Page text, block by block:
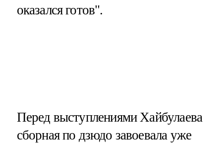
оказался готов".
Перед выступлениями Хайбулаева
сборная по дзюдо завоевала уже